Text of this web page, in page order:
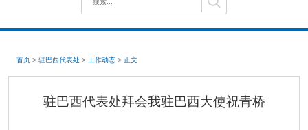
首页 > 驻巴西代表处 > 工作动态 > 正文
驻巴西代表处拜会我驻巴西大使祝青桥